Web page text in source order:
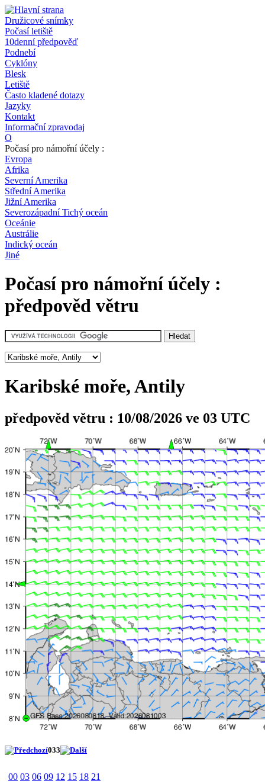
Družicové snímky
Počasí letiště
10denní předpověď
Podnebí
Cyklóny
Blesk
Letiště
Často kladené dotazy
Jazyky
Kontakt
Informační zpravodaj
O
Počasí pro námořní účely :
Evropa
Afrika
Severní Amerika
Střední Amerika
Jižní Amerika
Severozápadní Tichý oceán
Oceánie
Austrálie
Indický oceán
Jiné
Počasí pro námořní účely :
předpověd větru
Karibské moře, Antily
předpověd větru : 10/08/2026 ve 03 UTC
033
00 03 06 09 12 15 18 21